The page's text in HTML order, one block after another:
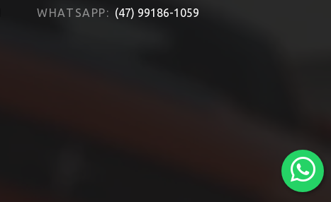
WHATSAPP: (47) 99186-1059